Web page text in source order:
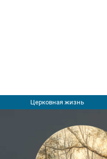
Церковная жизнь